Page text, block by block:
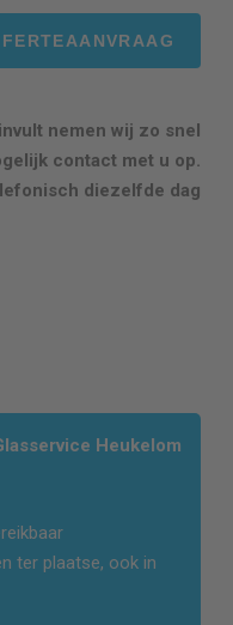
nemen wij zo snel
contact met u op.
diezelfde dag
Heukelom
ter plaatse, ook in